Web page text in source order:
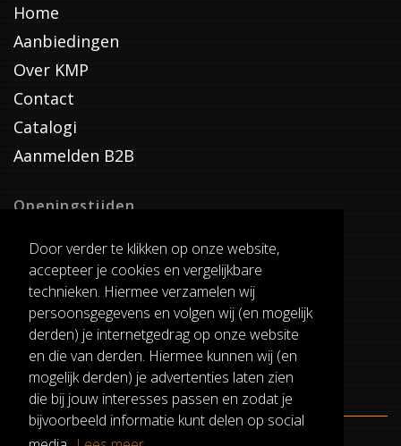
Door verder te klikken op onze website,
accepteer je cookies en vergelijkbare
technieken. Hiermee verzamelen wij
persoonsgegevens en volgen wij (en mogelijk
derden) je internetgedrag op onze website
en die van derden. Hiermee kunnen wij (en
mogelijk derden) je advertenties laten zien
die bij jouw interesses passen en zodat je
bijvoorbeeld informatie kunt delen op social
Home
Aanbiedingen
Over KMP
Contact
Catalogi
Aanmelden B2B
Openingstijden
Dinsdag T/M Zaterdag
van 8:00-17:00
Verzenddagen
Dinsdag T/M Vrijdag
Pauze
12:30-13:00